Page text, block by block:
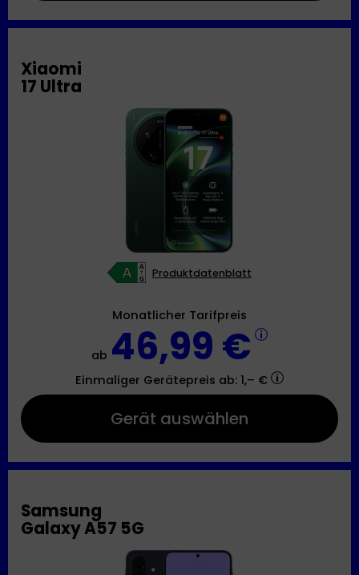
Xiaomi
17 Ultra
Produktdatenblatt
Monatlicher Tarifpreis
ab 46,99 €
Einmaliger Gerätepreis ab: 1,– €
Gerät auswählen
Samsung
Galaxy A57 5G